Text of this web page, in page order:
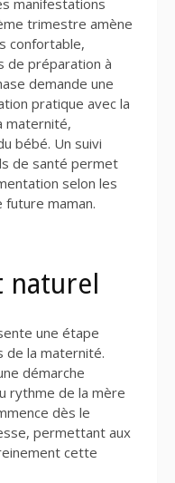
trimestre amène
confortable,
de préparation à
demande une
pratique avec la
maternité,
bébé. Un suivi
de santé permet
selon les
future maman.
naturel
une étape
de la maternité.
démarche
rythme de la mère
dès le
permettant aux
cette